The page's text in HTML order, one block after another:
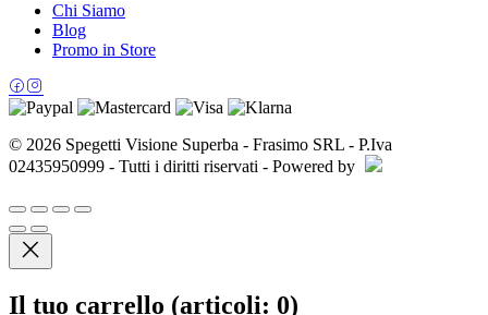
Chi Siamo
Blog
Promo in Store
© 2026 Spegetti Visione Superba - Frasimo SRL - P.Iva
02435950999 - Tutti i diritti riservati - Powered by
Il tuo carrello (articoli: 0)